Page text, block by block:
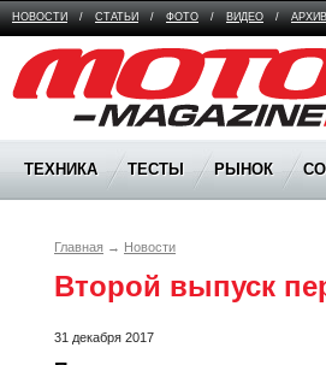
НОВОСТИ / СТАТЬИ / ФОТО / ВИДЕО / АРХИВ
Moto Magazine
ТЕХНИКА ТЕСТЫ РЫНОК
Главная → Новости
Второй выпуск
31 декабря 2017